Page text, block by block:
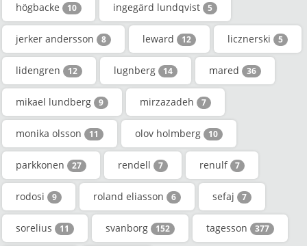
högbacke 10 ingegärd lundqvist 5
jerker andersson 8 leward 12 licznerski 5
lidengren 12 lugnberg 14 mared 36
mikael lundberg 9 mirzazadeh 7
monika olsson 11 olov holmberg 10
parkkonen 27 rendell 7 renulf 7
rodosi 9 roland eliasson 6 sefaj 7
sorelius 11 svanborg 152 tagesson 377